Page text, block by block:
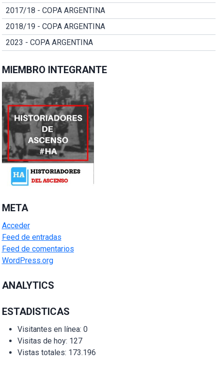
2017/18 - COPA ARGENTINA
2018/19 - COPA ARGENTINA
2023 - COPA ARGENTINA
MIEMBRO INTEGRANTE
META
Acceder
Feed de entradas
Feed de comentarios
WordPress.org
ANALYTICS
ESTADISTICAS
Visitantes en línea: 0
Visitas de hoy: 127
Vistas totales: 173.196